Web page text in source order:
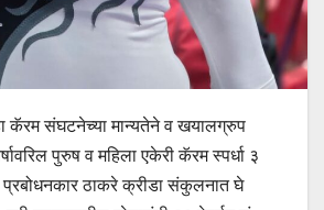
कॅरम संघटनेच्या मान्यतेने व खयालग्रुप
पुरुष व महिला एकेरी कॅरम स्पर्धा ३
प्रबोधनकार ठाकरे क्रीडा संकुलनात घे